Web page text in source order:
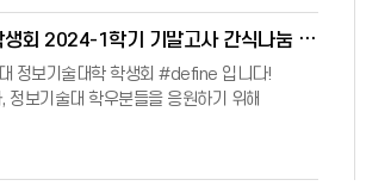
정보기술대학 학생회 2024-1학기 기말고사 간식나눔 행사 안내
정보기술대학 학생회 #define 입니다!
정보기술대 학우분들을 응원하기 위해